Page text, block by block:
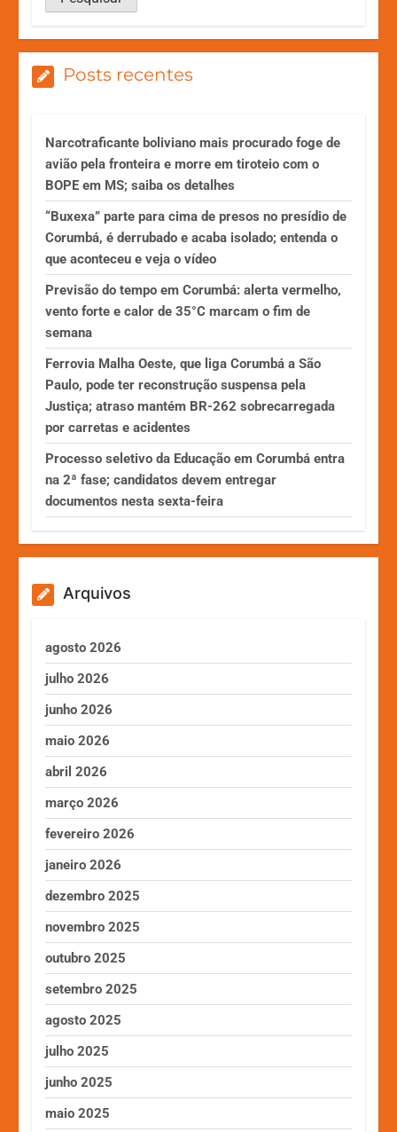
Posts recentes
Narcotraficante boliviano mais procurado foge de
avião pela fronteira e morre em tiroteio com o
BOPE em MS; saiba os detalhes
“Buxexa” parte para cima de presos no presídio de
Corumbá, é derrubado e acaba isolado; entenda o
que aconteceu e veja o vídeo
Previsão do tempo em Corumbá: alerta vermelho,
vento forte e calor de 35°C marcam o fim de
semana
Ferrovia Malha Oeste, que liga Corumbá a São
Paulo, pode ter reconstrução suspensa pela
Justiça; atraso mantém BR-262 sobrecarregada
por carretas e acidentes
Processo seletivo da Educação em Corumbá entra
na 2ª fase; candidatos devem entregar
documentos nesta sexta-feira
Arquivos
agosto 2026
julho 2026
junho 2026
maio 2026
abril 2026
março 2026
fevereiro 2026
janeiro 2026
dezembro 2025
novembro 2025
outubro 2025
setembro 2025
agosto 2025
julho 2025
junho 2025
maio 2025